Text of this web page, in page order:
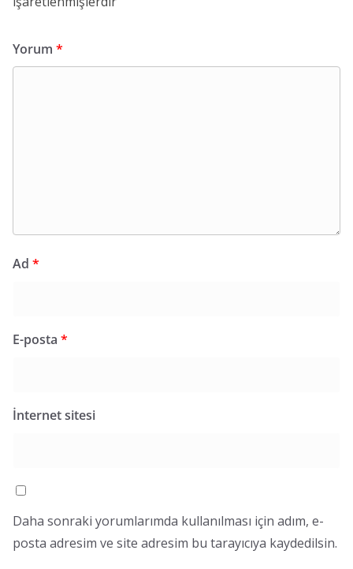
Yorum *
Ad *
E-posta *
İnternet sitesi
Daha sonraki yorumlarımda kullanılması için adım, e-
posta adresim ve site adresim bu tarayıcıya kaydedilsin.